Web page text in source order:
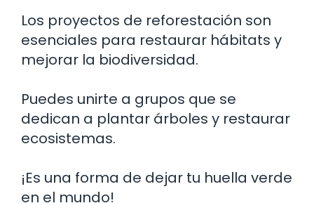
Los proyectos de reforestación son
esenciales para restaurar hábitats y
mejorar la biodiversidad.
Puedes unirte a grupos que se
dedican a plantar árboles y restaurar
ecosistemas.
¡Es una forma de dejar tu huella verde
en el mundo!